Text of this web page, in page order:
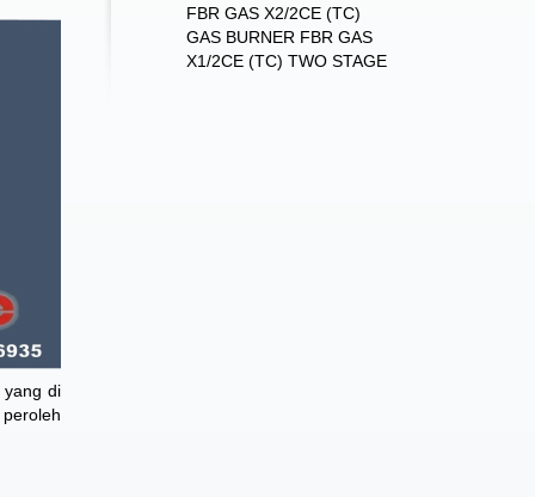
yang di
FBR GAS X2/2CE (TC)
GAS BURNER FBR GAS
X1/2CE (TC) TWO STAGE